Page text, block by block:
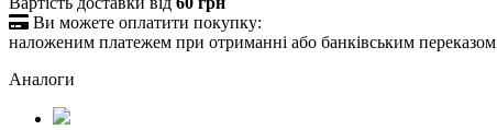
 Ви можете оплатити покупку:
наложеним платежем при отриманні або банківським переказом
Аналоги